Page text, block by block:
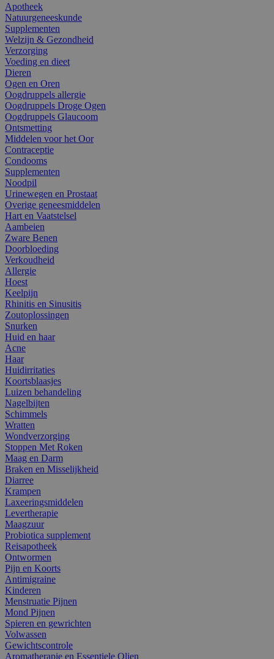
Apotheek
Natuurgeneeskunde
Supplementen
Welzijn & Gezondheid
Verzorging
Voeding en dieet
Dieren
Ogen en Oren
Oogdruppels allergie
Oogdruppels Droge Ogen
Oogdruppels Glaucoom
Ontsmetting
Middelen voor het Oor
Contraceptie
Condooms
Supplementen
Noodpil
Urinewegen en Prostaat
Overige geneesmiddelen
Hart en Vaatstelsel
Aambeien
Zware Benen
Doorbloeding
Verkoudheid
Allergie
Hoest
Keelpijn
Rhinitis en Sinusitis
Zoutoplossingen
Snurken
Huid en haar
Acne
Haar
Huidirritaties
Koortsblaasjes
Luizen behandeling
Nagelbijten
Schimmels
Wratten
Wondverzorging
Stoppen Met Roken
Maag en Darm
Braken en Misselijkheid
Diarree
Krampen
Laxeeringsmiddelen
Levertherapie
Maagzuur
Probiotica supplement
Reisapotheek
Ontwormen
Pijn en Koorts
Antimigraine
Kinderen
Menstruatie Pijnen
Mond Pijnen
Spieren en gewrichten
Volwassen
Gewichtscontrole
Aromatherapie en Essentiele Olien